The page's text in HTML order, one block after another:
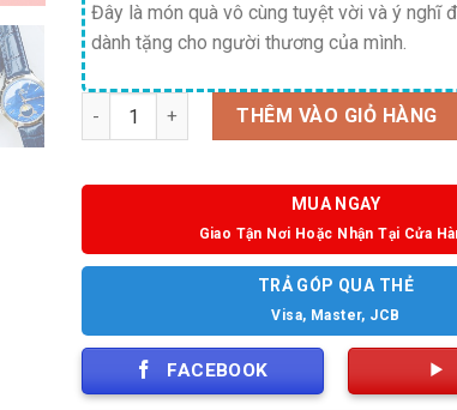
Đây là món quà vô cùng tuyệt vời và ý nghĩ
dành tặng cho người thương của mình.
Số lượng THÊM VÀO GIỎ HÀNG
MUA NGAY
Giao Tận Nơi Hoặc Nhận Tại Cửa
TRẢ GÓP QUA THẺ
Visa, Master, JCB
FACEBOOK